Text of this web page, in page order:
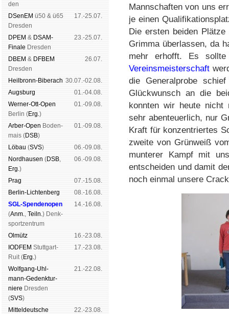
den
DSenEM ü50 & ü65
Dres­den
17.-25.07.
DPEM & DSAM-
Finale Dres­den
23.-25.07.
DBEM & DFBEM
Dres­den
26.07.
Heil­bronn-Bi­ber­ach 30.07.-02.08.
Augs­burg
01.-04.08.
Werner-Ott-Open
Ber­lin (Erg.)
01.-09.08.
Arber-Open Boden­
mais (DSB)
01.-09.08.
Lö­bau (SVS)
06.-09.08.
Nord­hau­sen (DSB,
Erg.)
06.-09.08.
Prag
07.-15.08.
Berlin-Lich­ten­berg
08.-16.08.
SGL-Spenden­open
(Anm., Teiln.) Denk­
sport­zen­trum
14.-16.08.
Ol­mütz
16.-23.08.
IODFEM Stutt­gart-
Ruit (Erg.)
17.-23.08.
Wolf­gang-Uhl­
mann-Ge­denk­tur­
niere Dres­den
(SVS)
21.-22.08.
Mit­tel­deu­tsche 22.-23.08.
Mannschaften von uns
je einen
Die ersten beiden
Grimma überlassen, da
mehr erhofft. Es
Vereinsmeisterschaft
die Generalprobe
Glückwunsch an die
konnten wir heute nicht
sehr abenteuerlich, nur
Kraft für konzentriertes
zweite von Grünweiß
munterer Kampf mit
entscheiden und damit
noch einmal unsere